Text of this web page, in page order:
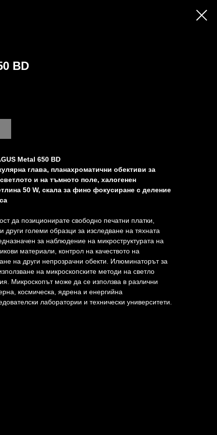
BD
Metal 650 BD
глава, планахроматични обективи за
и на тъмното поле, халогенен
50 W, скала за фино фокусиране с деление
да позиционирате свободно печатни платки,
големи образци за изследване на тяхната
за наблюдение на микроструктурата на
материали, контрол на качеството на
на други непрозрачни обекти. Илюминаторът за
на микроскопските методи на светло
Микроскопът може да се използва в различни
космическа, ядрена и енергийна
лаборатории и технически университети.